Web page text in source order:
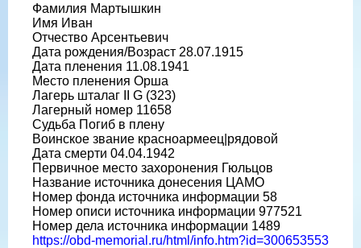
Фамилия Мартышкин
Имя Иван
Отчество Арсентьевич
Дата рождения/Возраст 28.07.1915
Дата пленения 11.08.1941
Место пленения Орша
Лагерь шталаг II G (323)
Лагерный номер 11658
Судьба Погиб в плену
Воинское звание красноармеец|рядовой
Дата смерти 04.04.1942
Первичное место захоронения Гюльцов
Название источника донесения ЦАМО
Номер фонда источника информации 58
Номер описи источника информации 977521
Номер дела источника информации 1489
https://obd-memorial.ru/html/info.htm?id=300653553